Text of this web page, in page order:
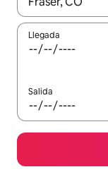
Llegada
Salida